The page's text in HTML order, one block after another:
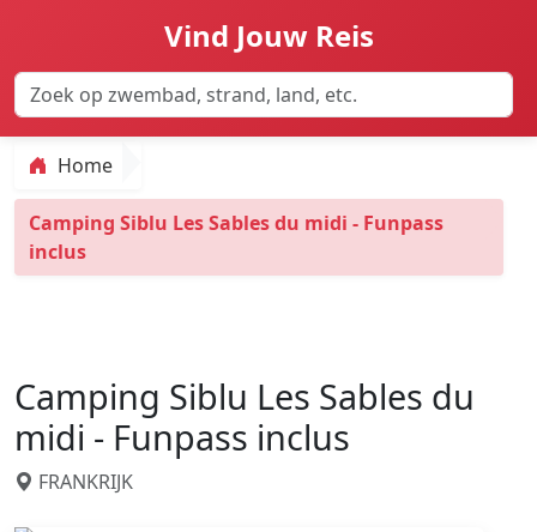
Vind Jouw Reis
Home
Camping Siblu Les Sables du midi - Funpass
inclus
Camping Siblu Les Sables du
midi - Funpass inclus
FRANKRIJK